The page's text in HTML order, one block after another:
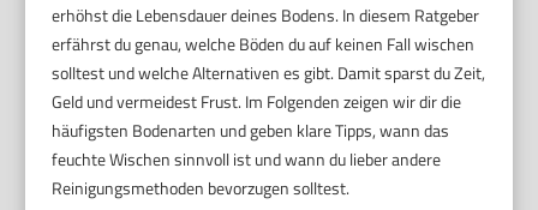
erhöhst die Lebensdauer deines Bodens. In diesem Ratgeber
erfährst du genau, welche Böden du auf keinen Fall wischen
solltest und welche Alternativen es gibt. Damit sparst du Zeit,
Geld und vermeidest Frust. Im Folgenden zeigen wir dir die
häufigsten Bodenarten und geben klare Tipps, wann das
feuchte Wischen sinnvoll ist und wann du lieber andere
Reinigungsmethoden bevorzugen solltest.